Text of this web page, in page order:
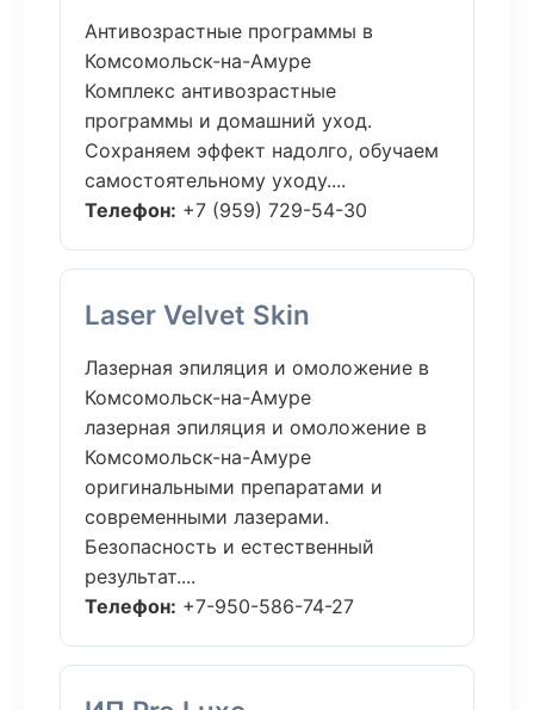
Антивозрастные программы в
Комсомольск-на-Амуре
Комплекс антивозрастные
программы и домашний уход.
Сохраняем эффект надолго, обучаем
самостоятельному уходу....
Телефон: +7 (959) 729-54-30
Laser Velvet Skin
Лазерная эпиляция и омоложение в
Комсомольск-на-Амуре
лазерная эпиляция и омоложение в
Комсомольск-на-Амуре
оригинальными препаратами и
современными лазерами.
Безопасность и естественный
результат....
Телефон: +7-950-586-74-27